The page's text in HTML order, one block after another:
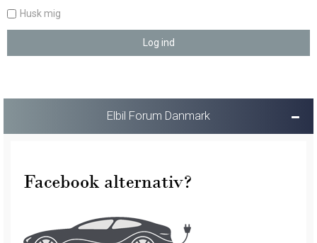
Husk mig
Elbil Forum Danmark